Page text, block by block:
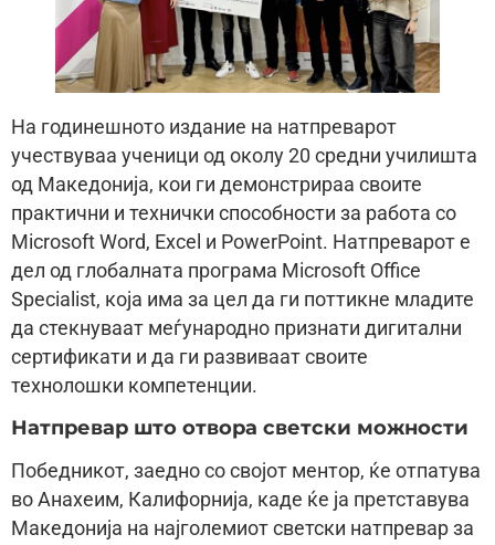
На годинешното издание на натпреварот
учествуваа ученици од околу 20 средни училишта
од Македонија, кои ги демонстрираа своите
практични и технички способности за работа со
Microsoft Word, Excel и PowerPoint. Натпреварот е
дел од глобалната програма Microsoft Office
Specialist, која има за цел да ги поттикне младите
да стекнуваат меѓународно признати дигитални
сертификати и да ги развиваат своите
технолошки компетенции.
Натпревар што отвора светски можности
Победникот, заедно со својот ментор, ќе отпатува
во Анахеим, Калифорнија, каде ќе ја претставува
Македонија на најголемиот светски натпревар за